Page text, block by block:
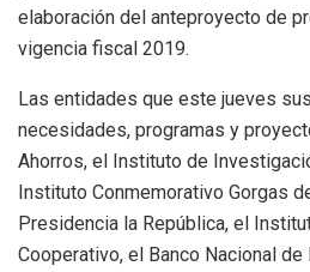
elaboración del anteproyecto de
vigencia fiscal 2019.
Las entidades que este jueves
necesidades, programas y
Ahorros, el Instituto de
Instituto Conmemorativo Gorgas
Presidencia la República, el
Cooperativo, el Banco Nacional de